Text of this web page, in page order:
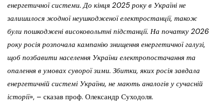
енергетичної системи. До кінця 2025 року в Україні не
залишилося жодної неушкодженої електростанції, також
були пошкоджені високовольтні підстанції. На початку 2026
року росія розпочала кампанію знищення енергетичної галузі,
щоб позбавити населення України електропостачання та
опалення в умовах суворої зими. Збитки, яких росія завдала
енергетичній системі України, не мають аналогів у сучасній
історії», – сказав проф. Олександр Суходоля.